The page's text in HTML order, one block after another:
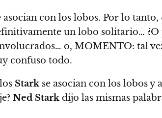
asocian con los lobos. Por lo tanto,
un lobo solitario…
o, MOMENTO: tal
confuso todo.
Stark se asocian con los lobos y
Ned Stark dijo las mismas